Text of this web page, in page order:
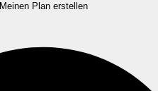
Meinen Plan erstellen